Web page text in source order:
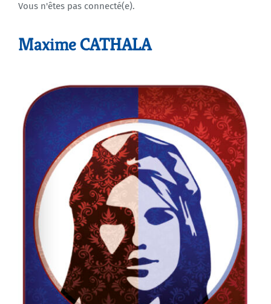
Agenda
Vous n'êtes pas connecté(e).
Maxime CATHALA